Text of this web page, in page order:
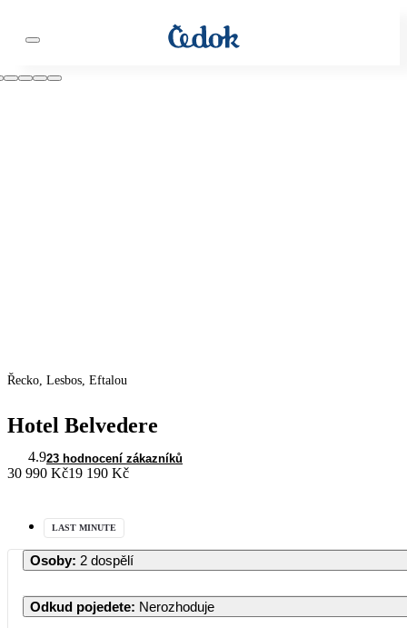
Řecko, Lesbos, Eftalou
Hotel Belvedere
4.923 hodnocení zákazníků
30 990 Kč19 190 Kč
LAST MINUTE
Osoby: 2 dospělí
Odkud pojedete: Nerozhoduje